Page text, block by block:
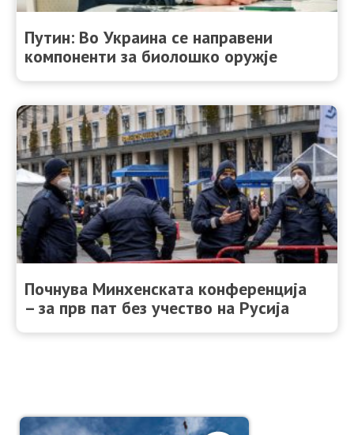
Путин: Во Украина се направени
компоненти за биолошко оружје
Почнува Минхенската конференција
– за прв пат без учество на Русија